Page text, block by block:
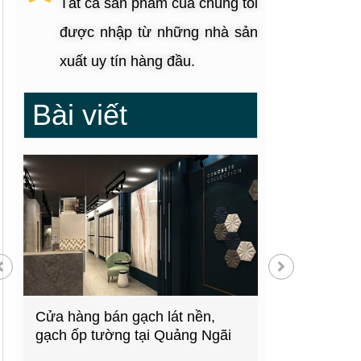
Tất cả sản phẩm của chúng tôi
được nhập từ những nhà sản
xuất uy tín hàng đầu.
Bài viết
Cửa hàng bán gạch lát nền,
gạch ốp tường tại Quảng Ngãi